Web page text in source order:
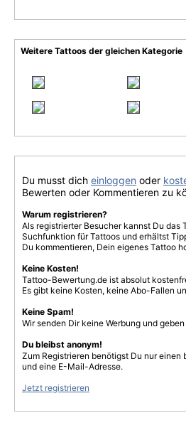
Weitere Tattoos der gleichen Kategorie
Du musst dich einloggen oder
Bewerten oder Kommentieren zu
Warum registrieren?
Als registrierter Besucher kannst Du
Suchfunktion für Tattoos und erhältst
Du kommentieren, Dein eigenes Tattoo
Keine Kosten!
Tattoo-Bewertung.de ist absolut
Es gibt keine Kosten, keine Abo-Fallen
Keine Spam!
Wir senden Dir keine Werbung und
Du bleibst anonym!
Zum Registrieren benötigst Du nur einen
und eine E-Mail-Adresse.
Jetzt registrieren